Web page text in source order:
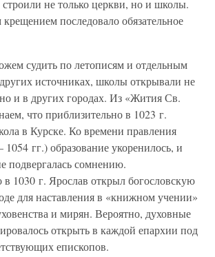
не только церкви, но и школы.
последовало обязательное
судить по летописям и отдельным
источниках, школы открывали не
и в других городах. Из «Жития Св.
что приблизительно в 1023 г.
в Курске. Ко времени правления
1054 гг.) образование укоренилось, и
подвергалась сомнению.
1030 г. Ярослав открыл богословскую
для наставления в «книжном учении»
и мирян. Вероятно, духовные
открыть в каждой епархии под
епископов.